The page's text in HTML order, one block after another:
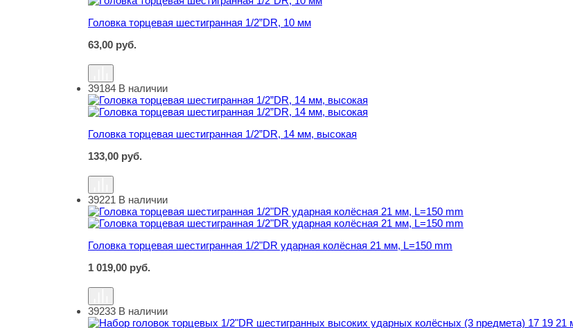
Головка торцевая шестигранная 1/2”DR, 10 мм
63,00 руб.
Головка торцевая шестигранная 1/2”DR, 14 мм, высокая
39184 В наличии
Головка торцевая шестигранная 1/2”DR, 14 мм, высокая
133,00 руб.
Головка торцевая шестигранная 1/2"DR ударная колёсная 21 мм, L=150 mm
39221 В наличии
Головка торцевая шестигранная 1/2"DR ударная колёсная 21 мм, L=150 mm
1 019,00 руб.
Набор головок торцевых 1/2"DR шестигранных высоких ударных колёсных (3 npедмета) 17 19 21 мм
39233 В наличии